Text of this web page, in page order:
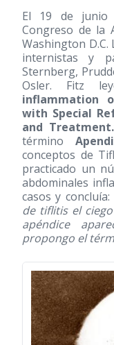
El 19 de junio
Congreso de la
Washington
internistas y
Sternberg,
Osler. Fitz
inflammation
with Special
and
término
conceptos de
practicado un
abdominales
casos y concluía:
de tiflitis el
apéndice
propongo el